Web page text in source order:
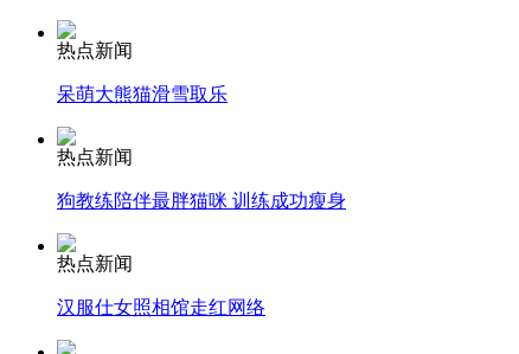
安徽一实载49人客车翻车
走！跟着总书记去植树
热点新闻
呆萌大熊猫滑雪取乐
热点新闻
狗教练陪伴最胖猫咪 训练成功瘦身
热点新闻
汉服仕女照相馆走红网络